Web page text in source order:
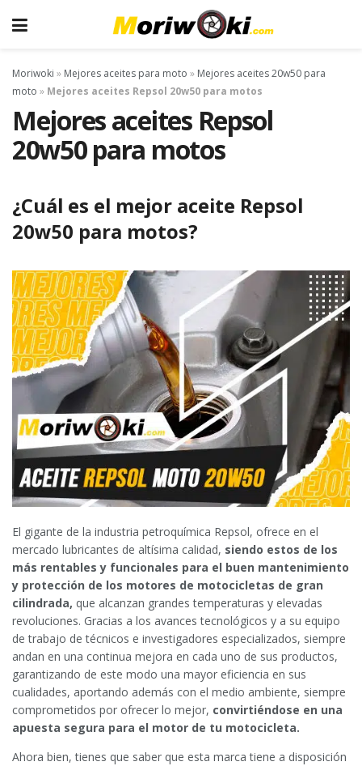
Moriwoki » Mejores aceites para moto » Mejores aceites 20w50 para
moto » Mejores aceites Repsol 20w50 para motos
Mejores aceites Repsol
20w50 para motos
¿Cuál es el mejor aceite Repsol
20w50 para motos?
El gigante de la industria petroquímica Repsol, ofrece en el
mercado lubricantes de altísima calidad, siendo estos de los
más rentables y funcionales para el buen mantenimiento
y protección de los motores de motocicletas de gran
cilindrada, que alcanzan grandes temperaturas y elevadas
revoluciones. Gracias a los avances tecnológicos y a su equipo
de trabajo de técnicos e investigadores especializados, siempre
andan en una continua mejora en cada uno de sus productos,
garantizando de este modo una mayor eficiencia en sus
cualidades, aportando además con el medio ambiente, siempre
comprometidos por ofrecer lo mejor, convirtiéndose en una
apuesta segura para el motor de tu motocicleta.
Ahora bien, tienes que saber que esta marca tiene a disposición